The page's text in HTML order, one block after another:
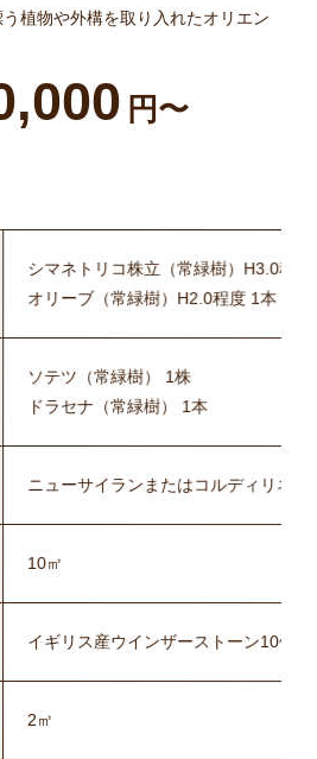
植物や外構を取り入れたオリエン
円〜
シマネトリコ株立（常緑樹）H3.0程度
オリーブ（常緑樹）H2.0程度 1本
ソテツ（常緑樹） 1株
ドラセナ（常緑樹） 1本
ニューサイランまたはコルディリネ（
10㎡
イギリス産ウインザーストーン10個
2㎡